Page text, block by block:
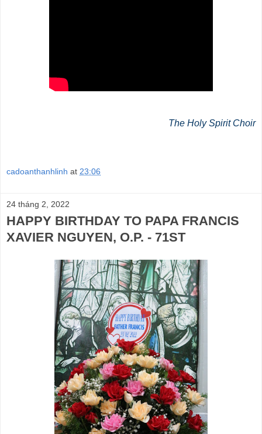
The Holy Spirit Choir
cadoanthanhlinh at 23:06
24 tháng 2, 2022
HAPPY BIRTHDAY TO PAPA FRANCIS
XAVIER NGUYEN, O.P. - 71ST